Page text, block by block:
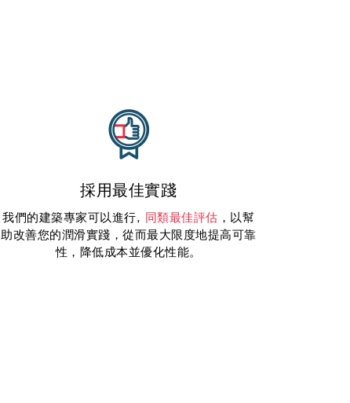
採用最佳實踐
我們的建築專家可以進行, 同類最佳評估 ，以幫
助改善您的潤滑實踐，從而最大限度地提高可靠
性，降低成本並優化性能。